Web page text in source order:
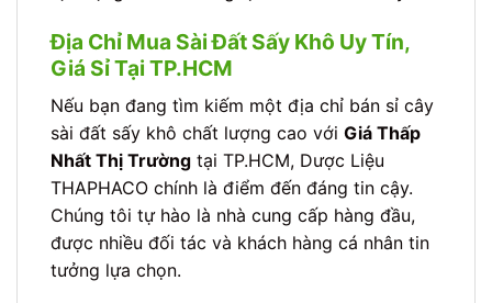
Địa Chỉ Mua Sài Đất Sấy Khô Uy Tín,
Giá Sỉ Tại TP.HCM
Nếu bạn đang tìm kiếm một địa chỉ bán sỉ cây
sài đất sấy khô chất lượng cao với Giá Thấp
Nhất Thị Trường tại TP.HCM, Dược Liệu
THAPHACO chính là điểm đến đáng tin cậy.
Chúng tôi tự hào là nhà cung cấp hàng đầu,
được nhiều đối tác và khách hàng cá nhân tin
tưởng lựa chọn.